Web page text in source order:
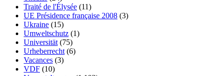
Traité de l'Élysée (11)
UE Présidence française 2008 (3)
Ukraine (15)
Umweltschutz (1)
Universität (75)
Urheberrecht (6)
Vacances (3)
VDF (10)